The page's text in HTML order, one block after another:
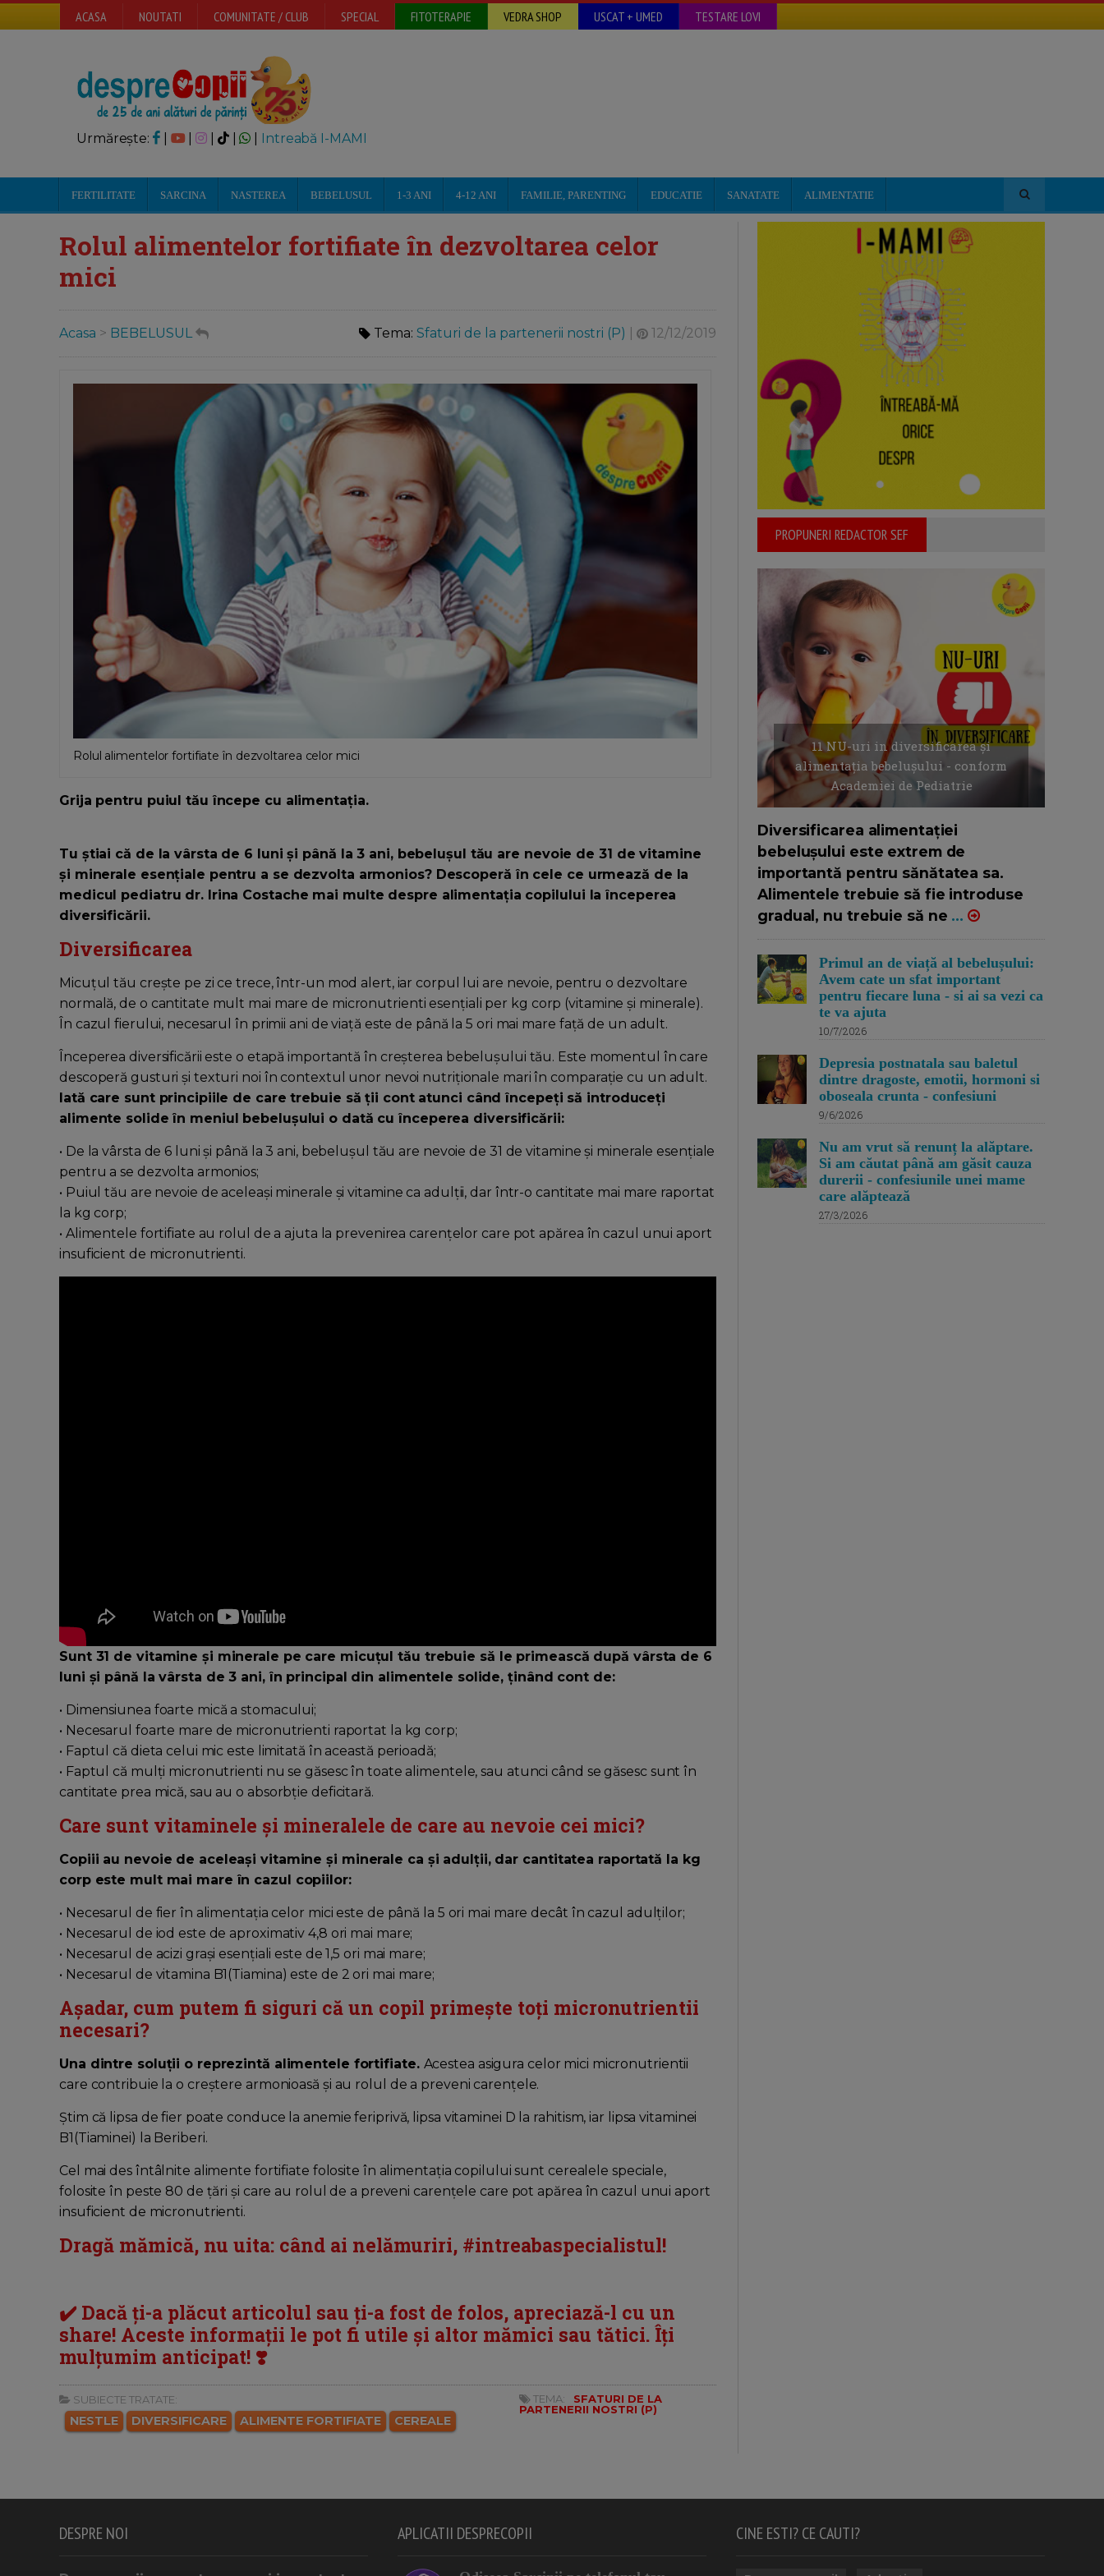
ACASA NOUTATI COMUNITATE / CLUB SPECIAL FITOTERAPIE VEDRA SHOP USCAT + UMED TESTARE LOVI
Urmărește: | | Intreabă I-MAMI
FERTILITATE SARCINA NASTEREA BEBELUSUL 1-3 ANI 4-12 ANI FAMILIE, PARENTING EDUCATIE SANATATE ALIMENTATIE
Rolul alimentelor fortifiate în dezvoltarea celor
mici
Acasa > BEBELUSUL Tema: Sfaturi de la partenerii nostri (P) 12/12/2019
Rolul alimentelor fortifiate în dezvoltarea celor mici
Grija pentru puiul tău începe cu alimentația.
Tu știai că de la vârsta de 6 luni și până la 3 ani, bebelușul tău are nevoie de 31 de vitamine
și minerale esențiale pentru a se dezvolta armonios? Descoperă în cele ce urmează de la
medicul pediatru dr. Irina Costache mai multe despre alimentația copilului la începerea
diversificării.
Diversificarea
Micuțul tău crește pe zi ce trece, într-un mod alert, iar corpul lui are nevoie, pentru o dezvoltare
normală, de o cantitate mult mai mare de micronutrienti esențiali per kg corp (vitamine și minerale).
În cazul fierului, necesarul în primii ani de viață este de până la 5 ori mai mare față de un adult.
Începerea diversificării este o etapă importantă în creșterea bebelușului tău. Este momentul în care
descoperă gusturi și texturi noi în contextul unor nevoi nutriționale mari în comparație cu un adult.
Iată care sunt principiile de care trebuie să ții cont atunci când începeți să introduceți
alimente solide în meniul bebelușului o dată cu începerea diversificării:
• De la vârsta de 6 luni și până la 3 ani, bebelușul tău are nevoie de 31 de vitamine și minerale esențiale
pentru a se dezvolta armonios;
• Puiul tău are nevoie de aceleași minerale și vitamine ca adulții, dar într-o cantitate mai mare raportat
la kg corp;
• Alimentele fortifiate au rolul de a ajuta la prevenirea carențelor care pot apărea în cazul unui aport
insuficient de micronutrienti.
Sunt 31 de vitamine și minerale pe care micuțul tău trebuie să le primească după vârsta de 6
luni și până la vârsta de 3 ani, în principal din alimentele solide, ținând cont de:
• Dimensiunea foarte mică a stomacului;
• Necesarul foarte mare de micronutrienti raportat la kg corp;
• Faptul că dieta celui mic este limitată în această perioadă;
• Faptul că mulți micronutrienti nu se găsesc în toate alimentele, sau atunci când se găsesc sunt în
cantitate prea mică, sau au o absorbție deficitară.
Care sunt vitaminele și mineralele de care au nevoie cei mici?
Copiii au nevoie de aceleași vitamine și minerale ca și adulții, dar cantitatea raportată la kg
corp este mult mai mare în cazul copiilor:
• Necesarul de fier în alimentația celor mici este de până la 5 ori mai mare decât în cazul adulților;
• Necesarul de iod este de aproximativ 4,8 ori mai mare;
• Necesarul de acizi grași esențiali este de 1,5 ori mai mare;
• Necesarul de vitamina B1(Tiamina) este de 2 ori mai mare;
Așadar, cum putem fi siguri că un copil primește toți micronutrientii
necesari?
Una dintre soluții o reprezintă alimentele fortifiate. Acestea asigura celor mici micronutrientii
care contribuie la o creștere armonioasă și au rolul de a preveni carențele.
Știm că lipsa de fier poate conduce la anemie feriprivă, lipsa vitaminei D la rahitism, iar lipsa vitaminei
B1(Tiaminei) la Beriberi.
Cel mai des întâlnite alimente fortifiate folosite în alimentația copilului sunt cerealele speciale,
folosite în peste 80 de țări și care au rolul de a preveni carențele care pot apărea în cazul unui aport
insuficient de micronutrienti.
Dragă mămică, nu uita: când ai nelămuriri, #intreabaspecialistul!
✔️ Dacă ți-a plăcut articolul sau ți-a fost de folos, apreciază-l cu un
share! Aceste informații le pot fi utile și altor mămici sau tătici. Îți
mulțumim anticipat! ❣️
SUBIECTE TRATATE:
NESTLE DIVERSIFICARE ALIMENTE FORTIFIATE CEREALE
TEMA:
SFATURI DE LA
PARTENERII NOSTRI (P)
PROPUNERI REDACTOR SEF
11 NU-uri in diversificarea și
alimentația bebelușului - conform
Academiei de Pediatrie
Diversificarea alimentației
bebelușului este extrem de
importantă pentru sănătatea sa.
Alimentele trebuie să fie introduse
gradual, nu trebuie să ne ...
Primul an de viață al bebelușului:
Avem cate un sfat important
pentru fiecare luna - si ai sa vezi ca
te va ajuta
10/7/2026
Depresia postnatala sau baletul
dintre dragoste, emotii, hormoni si
oboseala crunta - confesiuni
9/6/2026
Nu am vrut să renunț la alăptare.
Si am căutat până am găsit cauza
durerii - confesiunile unei mame
care alăptează
27/3/2026
DESPRE NOI APLICATII DESPRECOPII CINE ESTI? CE CAUTI?